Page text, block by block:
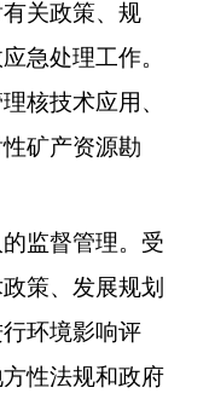
关政策、规
急处理工作。
核技术应用、
矿产资源勘
监督管理。受
策、发展规划
环境影响评
性法规和政府